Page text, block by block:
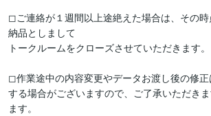
◻︎ご連絡が１週間以上途絶えた場合は、その
納品としまして
トークルームをクローズさせていただきます。
◻︎作業途中の内容変更やデータお渡し後の修
する場合がございますので、ご了承いただき
ます。